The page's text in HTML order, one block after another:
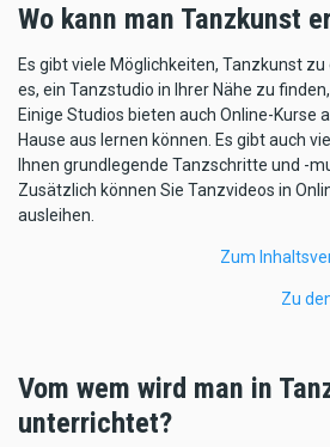
Wo kann man Tanzkunst
Es gibt viele Möglichkeiten, Tanzkunst
es, ein Tanzstudio in Ihrer Nähe zu
Einige Studios bieten auch Online-Kurse
Hause aus lernen können. Es gibt auch
Ihnen grundlegende Tanzschritte und -
Zusätzlich können Sie Tanzvideos in
ausleihen.
Zum
Zu
Vom wem wird man in
unterrichtet?